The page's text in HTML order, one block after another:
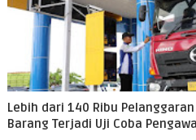
Lebih dari 140 Ribu
Barang Terjadi Uji Coba